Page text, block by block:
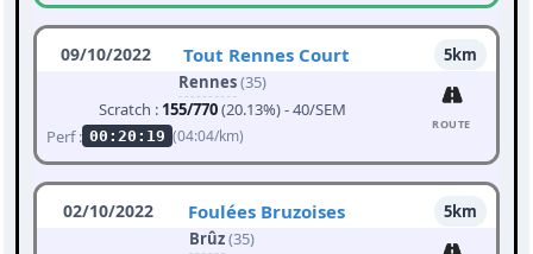
09/10/2022 Tout Rennes Court
5km
Rennes(35)
Scratch : 155/770(20.13%) - 40/SEM
Perf : 00:20:19 (04:04/km)
ROUTE
02/10/2022 Foulées Bruzoises
5km
Brûz(35)